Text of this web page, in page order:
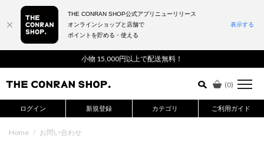
小物 15,000円以上で配送無料！
(0)
ログイン 新規登録 カテゴリ ご利用ガイド
詳細検索はこちら
Home / お問い合わせ
THE CONRAN SHOP公式アプリニューリリース
オンラインショップと店舗で
ポイントを貯める・使える
表示する